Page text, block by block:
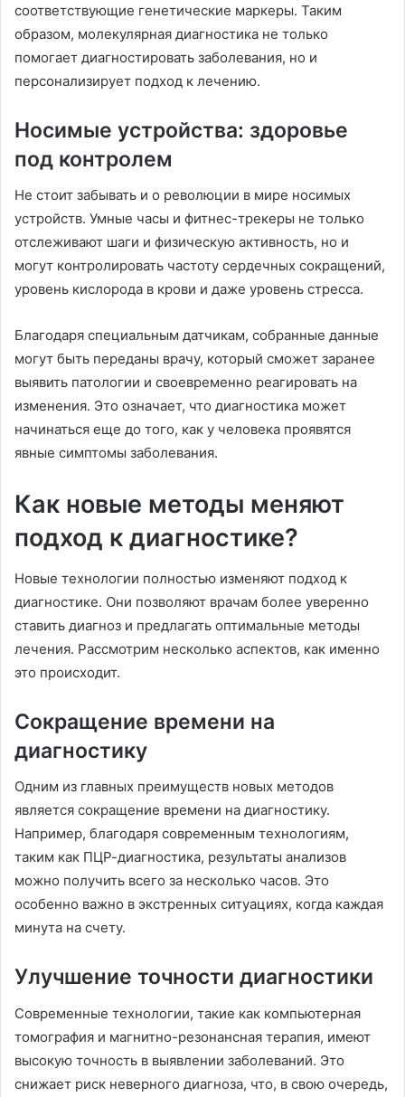
соответствующие генетические маркеры. Таким
образом, молекулярная диагностика не только
помогает диагностировать заболевания, но и
персонализирует подход к лечению.
Носимые устройства: здоровье
под контролем
Не стоит забывать и о революции в мире носимых
устройств. Умные часы и фитнес-трекеры не только
отслеживают шаги и физическую активность, но и
могут контролировать частоту сердечных сокращений,
уровень кислорода в крови и даже уровень стресса.
Благодаря специальным датчикам, собранные данные
могут быть переданы врачу, который сможет заранее
выявить патологии и своевременно реагировать на
изменения. Это означает, что диагностика может
начинаться еще до того, как у человека проявятся
явные симптомы заболевания.
Как новые методы меняют
подход к диагностике?
Новые технологии полностью изменяют подход к
диагностике. Они позволяют врачам более уверенно
ставить диагноз и предлагать оптимальные методы
лечения. Рассмотрим несколько аспектов, как именно
это происходит.
Сокращение времени на
диагностику
Одним из главных преимуществ новых методов
является сокращение времени на диагностику.
Например, благодаря современным технологиям,
таким как ПЦР-диагностика, результаты анализов
можно получить всего за несколько часов. Это
особенно важно в экстренных ситуациях, когда каждая
минута на счету.
Улучшение точности диагностики
Современные технологии, такие как компьютерная
томография и магнитно-резонансная терапия, имеют
высокую точность в выявлении заболеваний. Это
снижает риск неверного диагноза, что, в свою очередь,